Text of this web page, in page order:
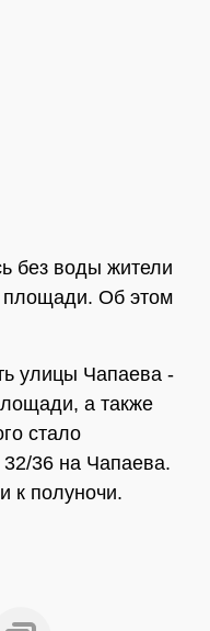
без воды жители
площади. Об этом
улицы Чапаева -
а также
стало
36 на Чапаева.
к полуночи.